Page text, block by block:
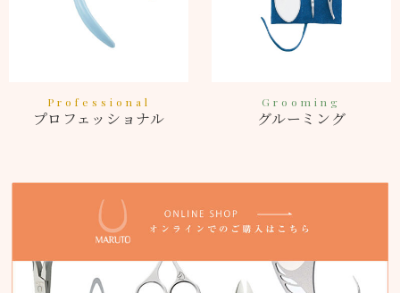
Professional
プロフェッショナル
Grooming
グルーミング